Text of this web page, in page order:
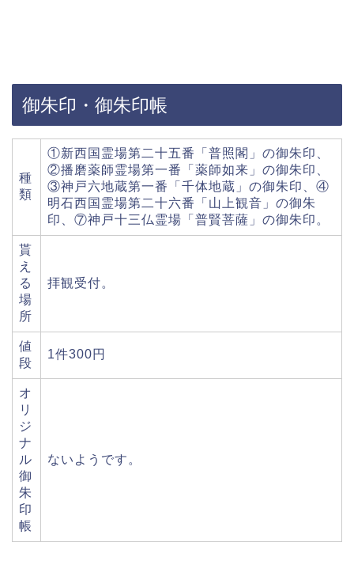
御朱印・御朱印帳
種
類
①新西国霊場第二十五番「普照閣」の御朱印、
②播磨薬師霊場第一番「薬師如来」の御朱印、
③神戸六地蔵第一番「千体地蔵」の御朱印、④
明石西国霊場第二十六番「山上観音」の御朱
印、⑦神戸十三仏霊場「普賢菩薩」の御朱印。
貰
え
る
場
所
拝観受付。
値
段
1件300円
オ
リ
ジ
ナ
ル
御
朱
印
帳
ないようです。